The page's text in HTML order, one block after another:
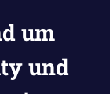
um
und